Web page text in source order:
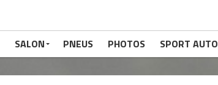
SALON PNEUS PHOTOS SPORT AUTO